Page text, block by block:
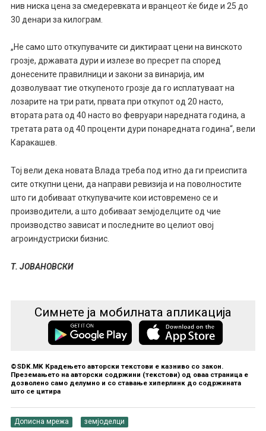
нив ниска цена за смедеревката и вранцеот ќе биде и 25 до
30 денари за килограм.
„Не само што откупувачите си диктираат цени на винското
грозје, државата дури и излезе во пресрет па според
донесените правилници и закони за винарија, им
дозволуваат тие откупеното грозје да го исплатуваат на
лозарите на три рати, првата при откупот од 20 насто,
втората рата од 40 насто во февруари наредната година, а
третата рата од 40 проценти дури понаредната година“, вели
Каракашев.
Тој вели дека новата Влада треба под итно да ги преиспита
сите откупни цени, да направи ревизија и на поволностите
што ги добиваат откупувачите кои истовремено се и
производители, а што добиваат земјоделците од чие
производство зависат и последните во целиот овој
агроиндустриски бизнис.
Т. ЈОВАНОВСКИ
Симнете ја мобилната апликација
©SDK.MK Крадењето авторски текстови е казниво со закон.
Преземањето на авторски содржини (текстови) од оваа страница е
дозволено само делумно и со ставање хиперлинк до содржината
што се цитира
Дописна мрежа земјоделци